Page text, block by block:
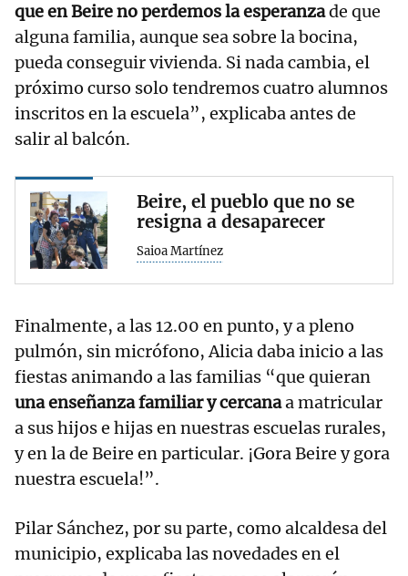
que en Beire no perdemos la esperanzade que
alguna familia, aunque sea sobre la bocina,
pueda conseguir vivienda. Si nada cambia, el
próximo curso solo tendremos cuatro alumnos
inscritos en la escuela”, explicaba antes de
salir al balcón.
Beire, el pueblo que no se
resigna a desaparecer
Saioa Martínez
Finalmente, a las 12.00 en punto, y a pleno
pulmón, sin micrófono, Alicia daba inicio a las
fiestas animando a las familias “que quieran
una enseñanza familiar y cercanaa matricular
a sus hijos e hijas en nuestras escuelas rurales,
y en la de Beire en particular. ¡Gora Beire y gora
nuestra escuela!”.
Pilar Sánchez, por su parte, como alcaldesa del
municipio, explicaba las novedades en el